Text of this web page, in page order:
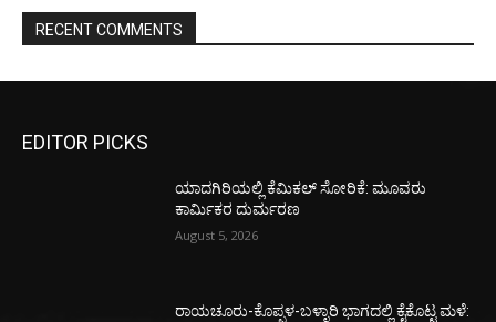
RECENT COMMENTS
EDITOR PICKS
ಯಾದಗಿರಿಯಲ್ಲಿ ಕೆಮಿಕಲ್ ಸೋರಿಕೆ: ಮೂವರು
ಕಾರ್ಮಿಕರ ದುರ್ಮರಣ
August 5, 2026
ರಾಯಚೂರು-ಕೊಪ್ಪಳ-ಬಳ್ಳಾರಿ ಭಾಗದಲ್ಲಿ ಕೈಕೊಟ್ಟ ಮಳೆ: